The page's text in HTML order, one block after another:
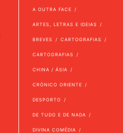
A OUTRA FACE
ARTES, LETRAS E IDEIAS
BREVES CARTOGRAFIAS
CARTOGRAFIAS
CHINA / ÁSIA
CRÓNICO ORIENTE
DESPORTO
DE TUDO E DE NADA
DIVINA COMÉDIA